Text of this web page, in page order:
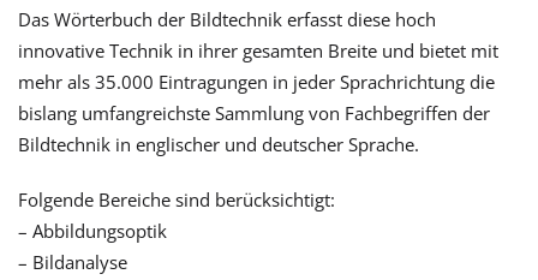
Das Wörterbuch der Bildtechnik erfasst diese hoch
innovative Technik in ihrer gesamten Breite und bietet mit
mehr als 35.000 Eintragungen in jeder Sprachrichtung die
bislang umfangreichste Sammlung von Fachbegriffen der
Bildtechnik in englischer und deutscher Sprache.
Folgende Bereiche sind berücksichtigt:
– Abbildungsoptik
– Bildanalyse